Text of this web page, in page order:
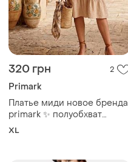
320 грн 2
Primark
Платье миди новое бренда
primark ✨ полуобхват
груди-65 см; длина изделия
XL